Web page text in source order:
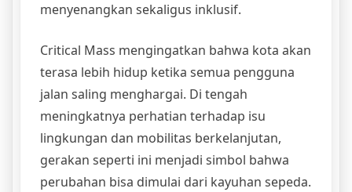
menyenangkan sekaligus inklusif.
Critical Mass mengingatkan bahwa kota akan
terasa lebih hidup ketika semua pengguna
jalan saling menghargai. Di tengah
meningkatnya perhatian terhadap isu
lingkungan dan mobilitas berkelanjutan,
gerakan seperti ini menjadi simbol bahwa
perubahan bisa dimulai dari kayuhan sepeda.